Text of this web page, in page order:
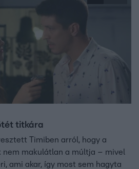
titkára
Timiben arról, hogy a
nem makulátlan a múltja – mivel
ami akar, így most sem hagyta